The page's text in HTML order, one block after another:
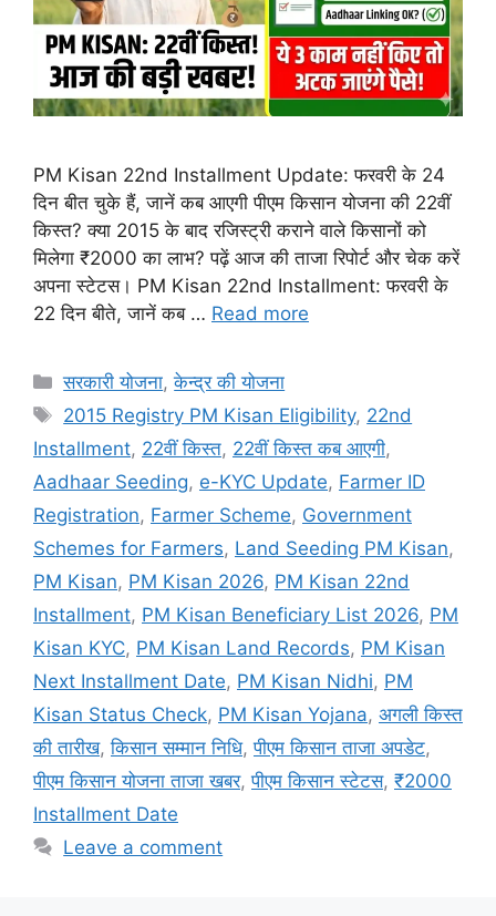
PM Kisan 22nd Installment Update: फरवरी के 24
दिन बीत चुके हैं, जानें कब आएगी पीएम किसान योजना की 22वीं
किस्त? क्या 2015 के बाद रजिस्ट्री कराने वाले किसानों को
मिलेगा ₹2000 का लाभ? पढ़ें आज की ताजा रिपोर्ट और चेक करें
अपना स्टेटस। PM Kisan 22nd Installment: फरवरी के
22 दिन बीते, जानें कब … Read more
Categories
सरकारी योजना,केन्द्र की योजना
Tags
2015 Registry PM Kisan Eligibility, 22nd
Installment, 22वीं किस्त, 22वीं किस्त कब आएगी,
Aadhaar Seeding, e-KYC Update, Farmer ID
Registration, Farmer Scheme, Government
Schemes for Farmers, Land Seeding PM Kisan,
PM Kisan, PM Kisan 2026, PM Kisan 22nd
Installment, PM Kisan Beneficiary List 2026, PM
Kisan KYC, PM Kisan Land Records, PM Kisan
Next Installment Date, PM Kisan Nidhi, PM
Kisan Status Check, PM Kisan Yojana, अगली किस्त
की तारीख,किसान सम्मान निधि,पीएम किसान ताजा अपडेट,
पीएम किसान योजना ताजा खबर,पीएम किसान स्टेटस, ₹2000
Installment Date
Leave a comment